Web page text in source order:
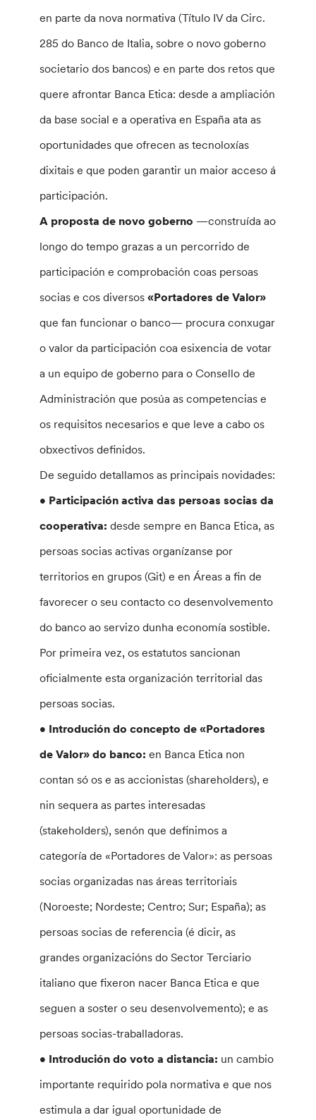
en parte da nova normativa (Título IV da Circ.
285 do Banco de Italia, sobre o novo goberno
societario dos bancos) e en parte dos retos que
quere afrontar Banca Etica: desde a ampliación
da base social e a operativa en España ata as
oportunidades que ofrecen as tecnoloxías
dixitais e que poden garantir un maior acceso á
participación.
A proposta de novo goberno —construída ao
longo do tempo grazas a un percorrido de
participación e comprobación coas persoas
socias e cos diversos«Portadores de Valor»
que fan funcionar o banco— procura conxugar
o valor da participación coa esixencia de votar
a un equipo de goberno para o Consello de
Administración que posúa as competencias e
os requisitos necesarios e que leve a cabo os
obxectivos definidos.
De seguido detallamos as principais novidades:
• Participación activa das persoas socias da
cooperativa: desde sempre en Banca Etica, as
persoas socias activas organízanse por
territorios en grupos (Git) e en Áreas a fin de
favorecer o seu contacto co desenvolvemento
do banco ao servizo dunha economía sostible.
Por primeira vez, os estatutos sancionan
oficialmente esta organización territorial das
persoas socias.
• Introdución do concepto de «Portadores
de Valor» do banco:en Banca Etica non
contan só os e as accionistas (shareholders), e
nin sequera as partes interesadas
(stakeholders), senón que definimos a
categoría de «Portadores de Valor»: as persoas
socias organizadas nas áreas territoriais
(Noroeste; Nordeste; Centro; Sur; España); as
persoas socias de referencia (é dicir, as
grandes organizacións do Sector Terciario
italiano que fixeron nacer Banca Etica e que
seguen a soster o seu desenvolvemento); e as
persoas socias-traballadoras.
• Introdución do voto a distancia: un cambio
importante requirido pola normativa e que nos
estimula a dar igual oportunidade de